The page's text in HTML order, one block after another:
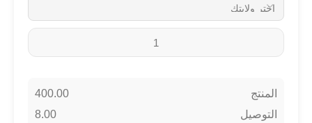
المنتج
400.00
التوصيل
8.00